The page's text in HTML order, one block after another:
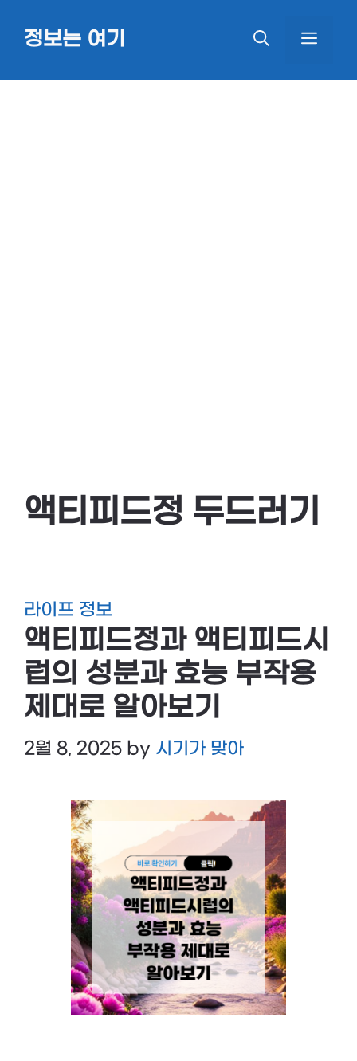
정보는 여기
액티피드정 두드러기
라이프 정보
액티피드정과 액티피드시
럽의 성분과 효능 부작용
제대로 알아보기
2월 8, 2025 by 시기가 맞아